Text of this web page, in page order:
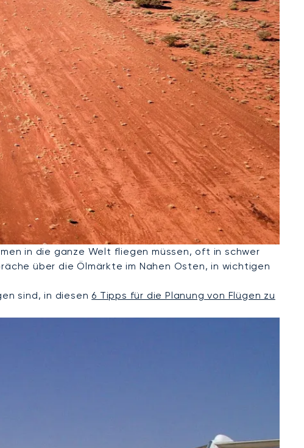
in die ganze Welt fliegen müssen, oft in schwer
über die Ölmärkte im Nahen Osten, in wichtigen
sind, in diesen 6 Tipps für die Planung von Flügen zu